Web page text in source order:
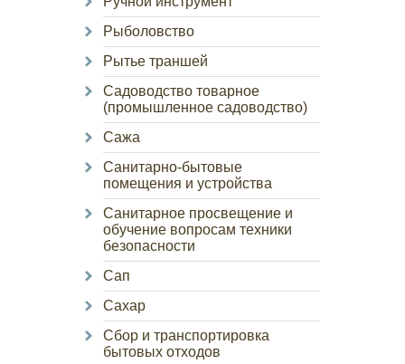
Рыболовство
Рытье траншей
Садоводство товарное
(промышленное садоводство)
Сажа
Санитарно-бытовые
помещения и устройства
Санитарное просвещение и
обучение вопросам техники
безопасности
Сап
Сахар
Сбор и транспортировка
бытовых отходов